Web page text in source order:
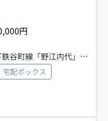
円
町線「野江内代」駅 徒歩15分
宅配ボックス